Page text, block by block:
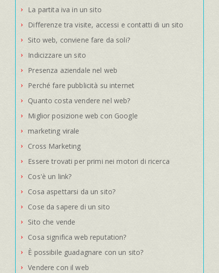
La partita iva in un sito
Differenze tra visite, accessi e contatti di un sito
Sito web, conviene fare da soli?
Indicizzare un sito
Presenza aziendale nel web
Perché fare pubblicità su internet
Quanto costa vendere nel web?
Miglior posizione web con Google
marketing virale
Cross Marketing
Essere trovati per primi nei motori di ricerca
Cos'è un link?
Cosa aspettarsi da un sito?
Cose da sapere di un sito
Sito che vende
Cosa significa web reputation?
È possibile guadagnare con un sito?
Vendere con il web